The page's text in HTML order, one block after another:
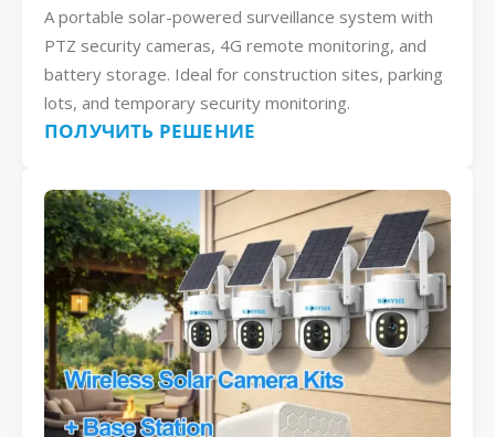
A portable solar-powered surveillance system with
PTZ security cameras, 4G remote monitoring, and
battery storage. Ideal for construction sites, parking
lots, and temporary security monitoring.
ПОЛУЧИТЬ РЕШЕНИЕ